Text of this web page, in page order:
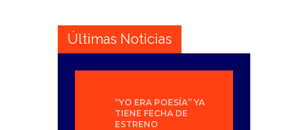
Últimas Noticias
“YO ERA POESÍA” YA
TIENE FECHA DE
ESTRENO